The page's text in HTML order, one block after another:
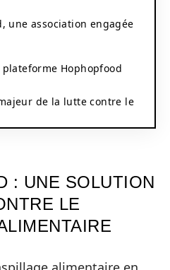
une association engagée
Hophopfood
de la lutte contre le
: UNE SOLUTION
LE